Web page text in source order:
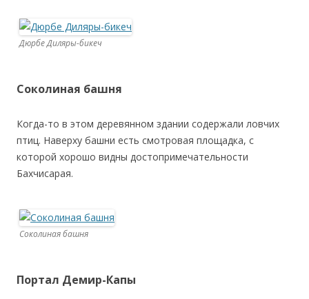
Дюрбе Диляры-бикеч
Соколиная башня
Когда-то в этом деревянном здании содержали ловчих
птиц. Наверху башни есть смотровая площадка, с
которой хорошо видны достопримечательности
Бахчисарая.
Соколиная башня
Портал Демир-Капы